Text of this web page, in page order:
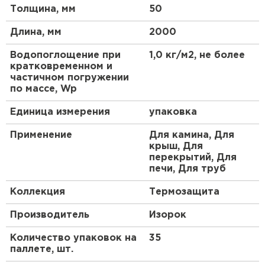
влаге и не подвержен гниению, что продлевает
срок службы. Благодаря гибкости, легко
адаптируется к неровным поверхностям.
Экологически чистый состав без вредных
веществ делает его безопасным для жилых
помещений.
Технические аспекты
Плотность 600 кг/м³ гарантирует прочность, а
толщина 50 мм оптимальна для стандартных
конструкций. Не требует специальных
инструментов для установки.
Преимущества
Одно из ключевых преимуществ - высокая
теплопроводность на уровне 0,035 Вт/(м·К), что
минимизирует теплопотери. Экономит энергию на
отопление до 30%. Долговечность превышает 50
лет без потери свойств. Легкий вес упрощает
Толщина, мм 50
Длина, мм 2000
Водопоглощение при
кратковременном и
частичном погружении
по массе, Wp
1,0 кг/м2, не более
Единица измерения упаковка
Применение
Для камина, Для
крыш, Для
перекрытий, Для
печи, Для труб
Коллекция Термозащита
Производитель Изорок
Количество упаковок на
паллете, шт.
35
Утеплитель Теплекс
ПЕРЕЙТИ
Утеплитель Изомин
ПЕРЕЙТИ
Утеплитель Knauf
Утеплитель Тимплэкс